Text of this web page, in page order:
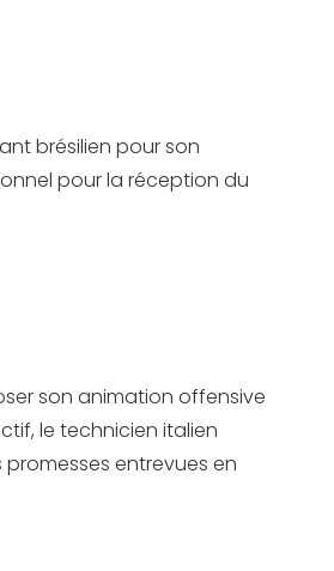
brésilien pour son
pour la réception du
son animation offensive
le technicien italien
entrevues en